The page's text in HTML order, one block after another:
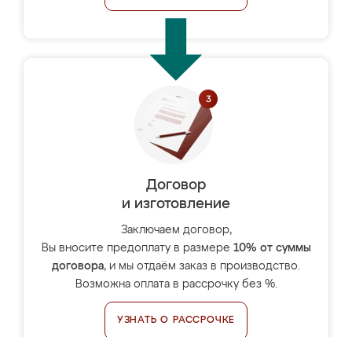
Договор
и изготовление
Заключаем договор,
Вы вносите предоплату в размере 10% от суммы
договора, и мы отдаём заказ в производство.
Возможна оплата в рассрочку без %.
УЗНАТЬ О РАССРОЧКЕ